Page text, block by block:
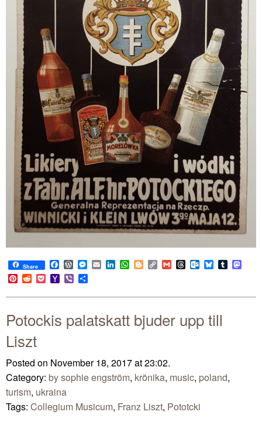
Share Facebook
WordPress
Messenger
EmailLinkedIn
WhatsApp
BloggerCopy
Link
GmailThreadsOutlook.com
BlueskyTumblr
Pinterest
RedditPocketYahoo
Mail
Viber
Potockis palatskatt bjuder upp till
Liszt
Posted on November 18, 2017 at 23:02.
Category: by sophie engström, krönika, music, poland,
turism, ukraina
Tags: Collegium Musicum, Franz Liszt, Pototcki